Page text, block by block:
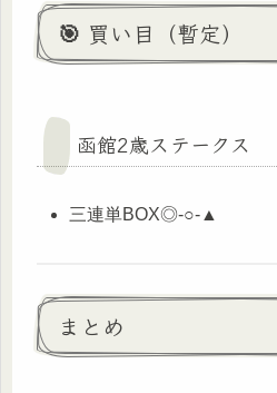
🎯 買い目（暫定）
函館2歳ステークス
三連単BOX◎-○-▲
まとめ